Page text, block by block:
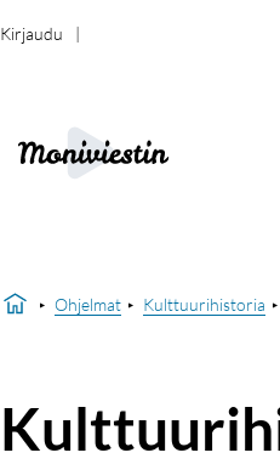
Kirjaudu
Ohjelmat Kulttuurihistoria